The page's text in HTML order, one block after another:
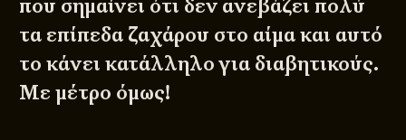
που σημαίνει ότι δεν ανεβάζει πολύ
τα επίπεδα ζαχάρου στο αίμα και αυτό
το κάνει κατάλληλο για διαβητικούς.
Με μέτρο όμως!